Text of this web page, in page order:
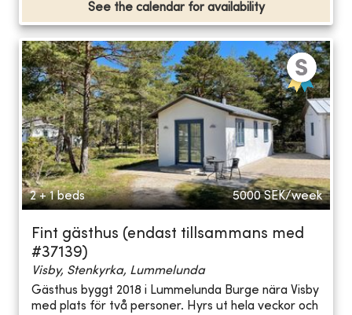
See the calendar for availability
2 + 1 beds 5000 SEK/week
Fint gästhus (endast tillsammans med
#37139)
Visby, Stenkyrka, Lummelunda
Gästhus byggt 2018 i Lummelunda Burge nära Visby
med plats för två personer. Hyrs ut hela veckor och